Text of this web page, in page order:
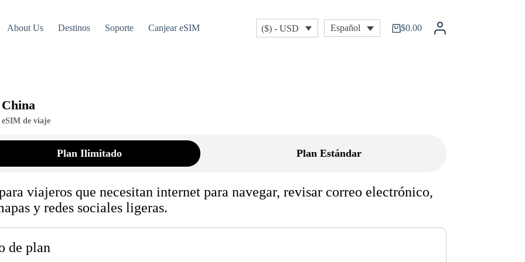
About Us Destinos Soporte Canjear eSIM ($) - USD Español
Shopping
$0.00
China
eSIM de viaje
Plan Ilimitado Plan Estándar
viajeros que necesitan internet para navegar, revisar correo electrónico,
y redes sociales ligeras.
de plan